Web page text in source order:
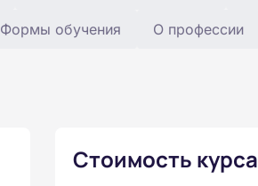
Формы обучения О профессии
Стоимость курса